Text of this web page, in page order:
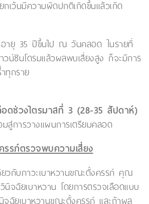
กเว้นมีความผิดปกติเกิดขึ้นแล้วเกิด
ายุ 35 ปีขึ้นไป ณ วันคลอด ในรายที่
วน์ซินโดรมแล้วผลพบเสี่ยงสูง ก็จะมีการ
ทุกราย
ดช่วงไตรมาสที่ 3 (28-35 สัปดาห์)
สู่การวางแผนการเตรียมคลอด
รภ์ตรวจพบความเสี่ยง
ยวกับภาวะเบาหวานขณะตั้งครรภ์ คุณ
นิจฉัยเบาหวาน โดยการตรวจเลือดแบบ